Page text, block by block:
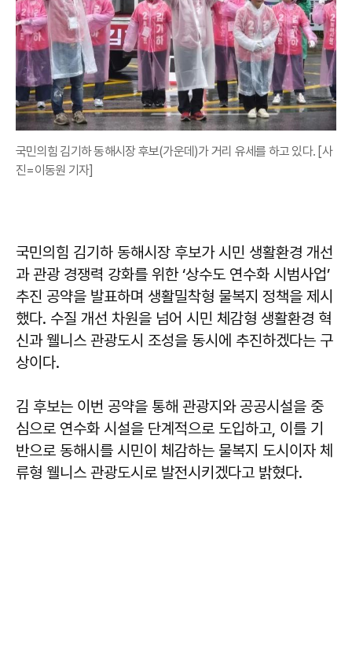
국민의힘 김기하 동해시장 후보(가운데)가 거리 유세를 하고 있다. [사
진=이동원 기자]
국민의힘 김기하 동해시장 후보가 시민 생활환경 개선
과 관광 경쟁력 강화를 위한 ‘상수도 연수화 시범사업’
추진 공약을 발표하며 생활밀착형 물복지 정책을 제시
했다. 수질 개선 차원을 넘어 시민 체감형 생활환경 혁
신과 웰니스 관광도시 조성을 동시에 추진하겠다는 구
상이다.
김 후보는 이번 공약을 통해 관광지와 공공시설을 중
심으로 연수화 시설을 단계적으로 도입하고, 이를 기
반으로 동해시를 시민이 체감하는 물복지 도시이자 체
류형 웰니스 관광도시로 발전시키겠다고 밝혔다.